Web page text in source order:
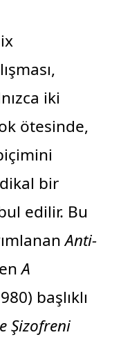
iki
ötesinde,
bir
edilir. Bu
Anti-
A
başlıklı
Şizofreni